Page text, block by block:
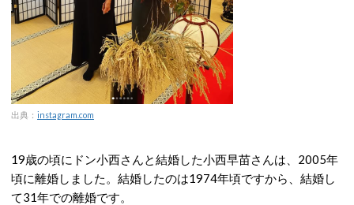
出典： instagram.com
19歳の頃にドン小西さんと結婚した小西早苗さんは、2005年
頃に離婚しました。結婚したのは1974年頃ですから、結婚し
て31年での離婚です。